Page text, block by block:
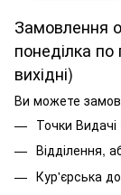
Замовлення
понеділка
вихідні)
Ви можете
Точки Видачі
Відділення,
Кур'єрська